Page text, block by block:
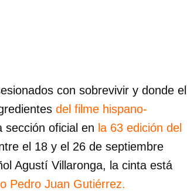
con sobrevivir y donde el
del filme hispano-
oficial en la 63 edición del
el 18 y el 26 de septiembre
Agustí Villaronga, la cinta está
Pedro Juan Gutiérrez.